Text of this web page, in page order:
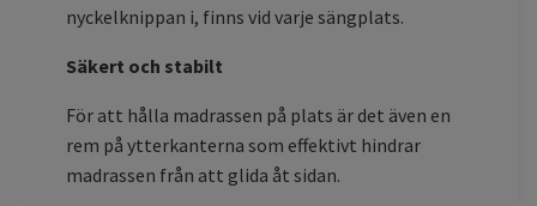
nyckelknippan i, finns vid varje sängplats.
Säkert och stabilt
För att hålla madrassen på plats är det även en
rem på ytterkanterna som effektivt hindrar
madrassen från att glida åt sidan.